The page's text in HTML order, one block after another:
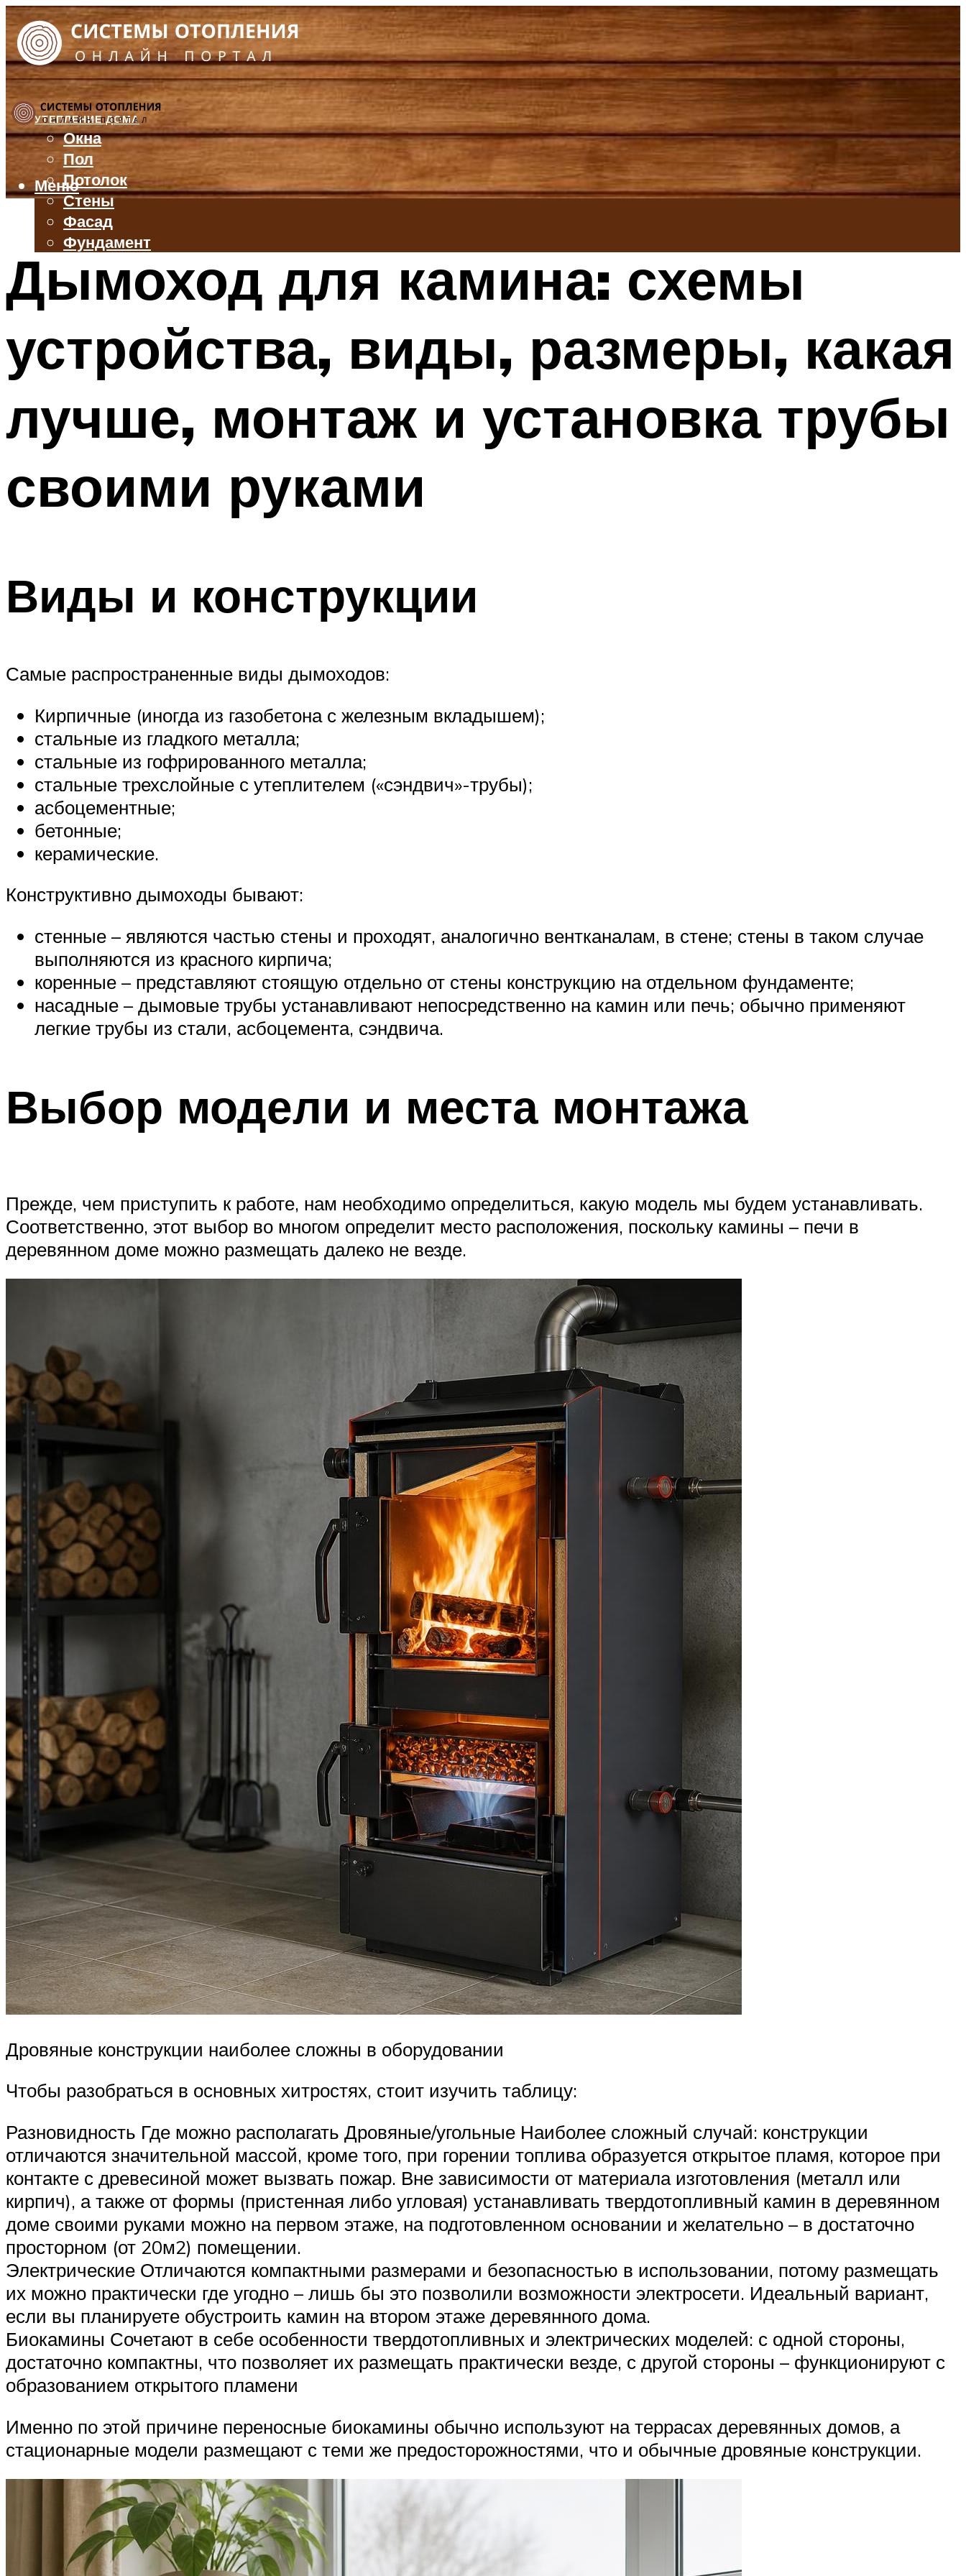
УТЕПЛЕНИЕ ДОМА
Окна
Пол
Потолок
Стены
Фасад
Фундамент
БАЛКОН И ЛОДЖИЯ
КРЫША
Меню
Меню
Дымоход для камина: схемы
устройства, виды, размеры, какая
лучше, монтаж и установка трубы
своими руками
Виды и конструкции
Самые распространенные виды дымоходов:
Кирпичные (иногда из газобетона с железным вкладышем);
стальные из гладкого металла;
стальные из гофрированного металла;
стальные трехслойные с утеплителем («сэндвич»-трубы);
асбоцементные;
бетонные;
керамические.
Конструктивно дымоходы бывают:
стенные – являются частью стены и проходят, аналогично вентканалам, в стене; стены в таком случае
выполняются из красного кирпича;
коренные – представляют стоящую отдельно от стены конструкцию на отдельном фундаменте;
насадные – дымовые трубы устанавливают непосредственно на камин или печь; обычно применяют
легкие трубы из стали, асбоцемента, сэндвича.
Выбор модели и места монтажа
Прежде, чем приступить к работе, нам необходимо определиться, какую модель мы будем устанавливать.
Соответственно, этот выбор во многом определит место расположения, поскольку камины – печи в
деревянном доме можно размещать далеко не везде.
Дровяные конструкции наиболее сложны в оборудовании
Чтобы разобраться в основных хитростях, стоит изучить таблицу:
Разновидность Где можно располагать Дровяные/угольные Наиболее сложный случай: конструкции
отличаются значительной массой, кроме того, при горении топлива образуется открытое пламя, которое при
контакте с древесиной может вызвать пожар. Вне зависимости от материала изготовления (металл или
кирпич), а также от формы (пристенная либо угловая) устанавливать твердотопливный камин в деревянном
доме своими руками можно на первом этаже, на подготовленном основании и желательно – в достаточно
просторном (от 20м2) помещении.
Электрические Отличаются компактными размерами и безопасностью в использовании, потому размещать
их можно практически где угодно – лишь бы это позволили возможности электросети. Идеальный вариант,
если вы планируете обустроить камин на втором этаже деревянного дома.
Биокамины Сочетают в себе особенности твердотопливных и электрических моделей: с одной стороны,
достаточно компактны, что позволяет их размещать практически везде, с другой стороны – функционируют с
образованием открытого пламени
Именно по этой причине переносные биокамины обычно используют на террасах деревянных домов, а
стационарные модели размещают с теми же предосторожностями, что и обычные дровяные конструкции.